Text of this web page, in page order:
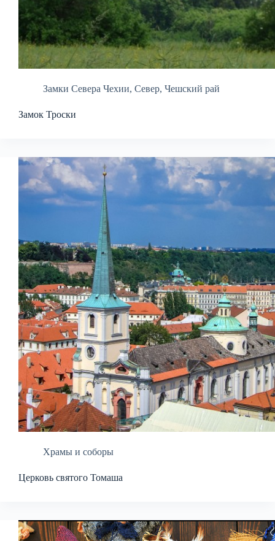
Замки Севера Чехии, Север, Чешский рай
Замок Троски
Храмы и соборы
Церковь святого Томаша